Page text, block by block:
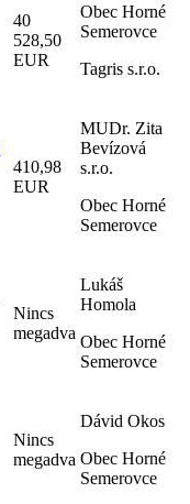
40
528,50
EUR
Obec Horné
Semerovce
Tagris s.r.o.
410,98
EUR
MUDr. Zita
Bevízová
s.r.o.
Obec Horné
Semerovce
Nincs
megadva
Lukáš
Homola
Obec Horné
Semerovce
Nincs
megadva
Dávid Okos
Obec Horné
Semerovce